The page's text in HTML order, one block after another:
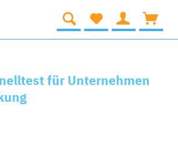
für Unternehmen